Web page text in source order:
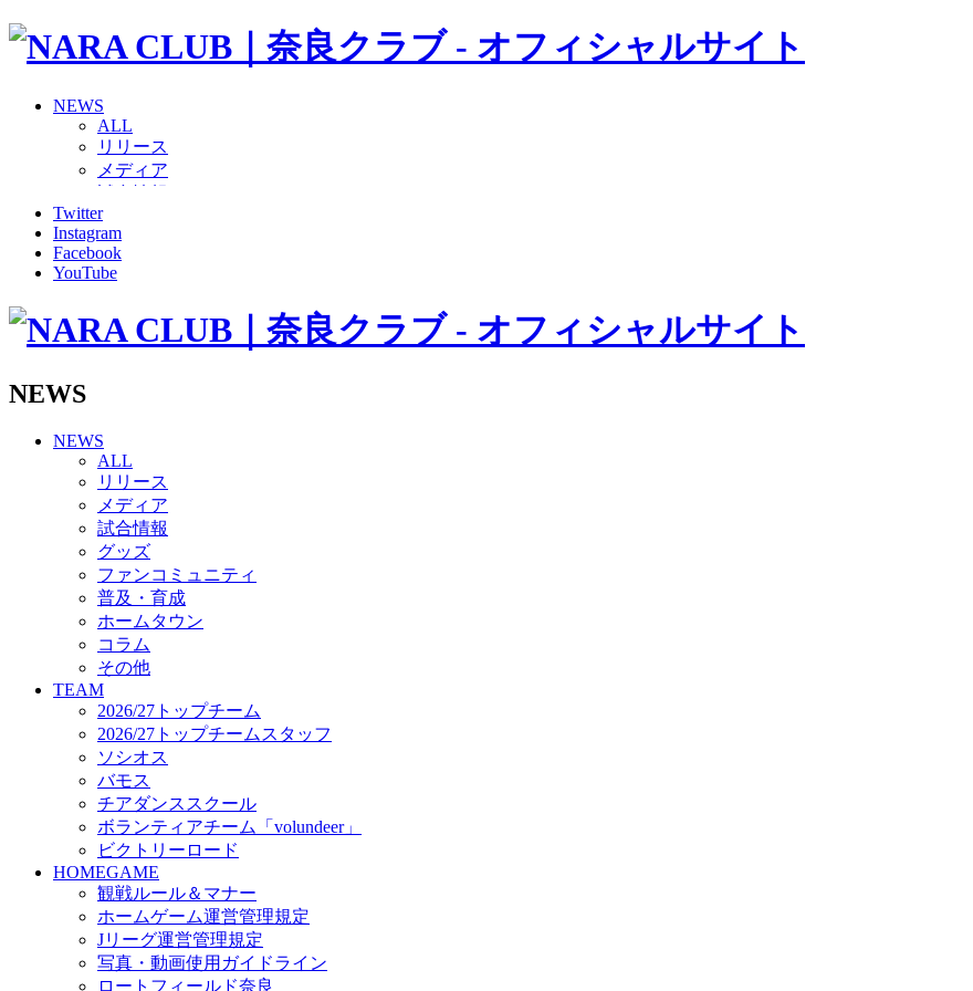
NEWS
ALL
リリース
メディア
グッズ
ファンコミュニティ
普及・育成
ホームタウン
その他
バモス
チアダンススクール
ボランティアチーム「volundeer」
ビクトリーロード
HOMEGAME
観戦ルール＆マナー
ホームゲーム運営管理規定
Jリーグ運営管理規定
写真・動画使用ガイドライン
ロートフィールド奈良
SCHEDULE
2026/27
練習見学時のファンサービスについて
TICKET
奈良クラブ明治安田J3リーグ2026/27シーズン試合観戦チケット
奈良クラブ明治安田Ｊ3リーグ 2026/27シーズン「鹿パス」
観戦ルール＆マナー
FANCOMMUNITY
2026/27ファンコミュニティ
サポートショップ
GOODS
オフィシャルストア（実店舗）
オンラインストア
ACADEMY
アカデミーについて
Twitter
Instagram
Facebook
YouTube
NEWS
NEWS
ALL
リリース
メディア
試合情報
グッズ
ファンコミュニティ
普及・育成
ホームタウン
コラム
その他
TEAM
2026/27トップチーム
2026/27トップチームスタッフ
ソシオス
バモス
チアダンススクール
ボランティアチーム「volundeer」
ビクトリーロード
HOMEGAME
観戦ルール＆マナー
ホームゲーム運営管理規定
Jリーグ運営管理規定
写真・動画使用ガイドライン
ロートフィールド奈良